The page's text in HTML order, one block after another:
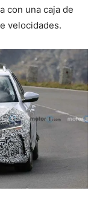
con una caja de
velocidades.